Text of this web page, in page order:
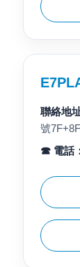
聯絡地
號7F+8F
☎ 電話：